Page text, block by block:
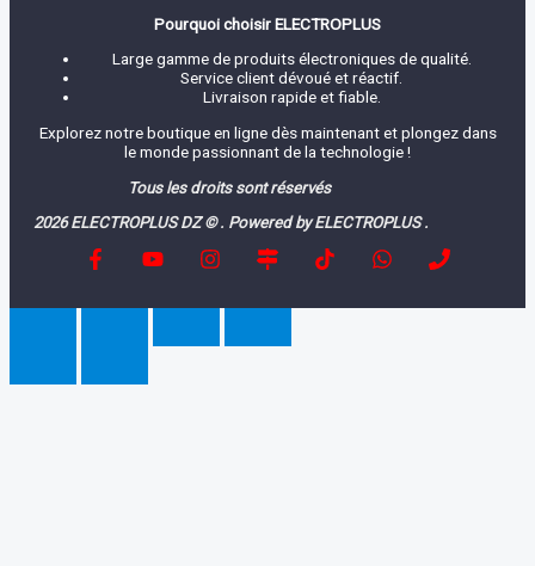
Pourquoi choisir ELECTROPLUS
Large gamme de produits électroniques de qualité.
Service client dévoué et réactif.
Livraison rapide et fiable.
Explorez notre boutique en ligne dès maintenant et plongez dans
le monde passionnant de la technologie !
Tous les droits sont réservés
2026 ELECTROPLUS DZ © . Powered by ELECTROPLUS .